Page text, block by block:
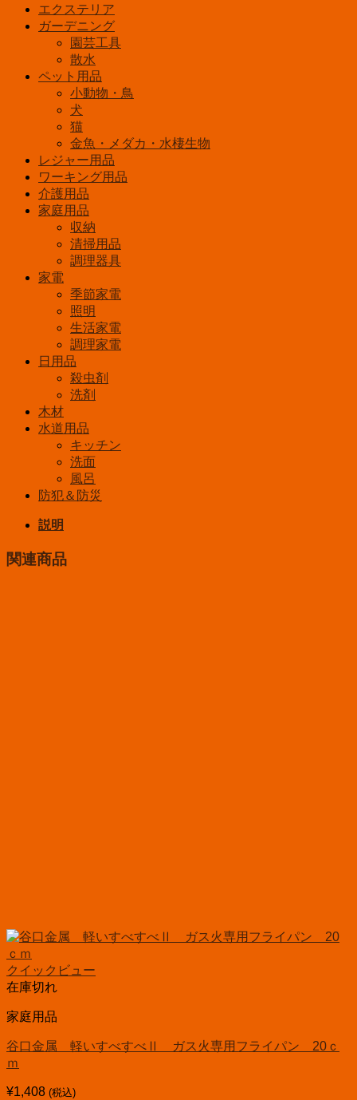
エクステリア
ガーデニング
園芸工具
散水
ペット用品
小動物・鳥
犬
猫
金魚・メダカ・水棲生物
レジャー用品
ワーキング用品
介護用品
家庭用品
収納
清掃用品
調理器具
家電
季節家電
照明
生活家電
調理家電
日用品
殺虫剤
洗剤
木材
水道用品
キッチン
洗面
風呂
防犯＆防災
説明
関連商品
クイックビュー
在庫切れ
家庭用品
谷口金属 軽いすべすべⅡ ガス火専用フライパン 20ｃ
ｍ
¥1,408 (税込)